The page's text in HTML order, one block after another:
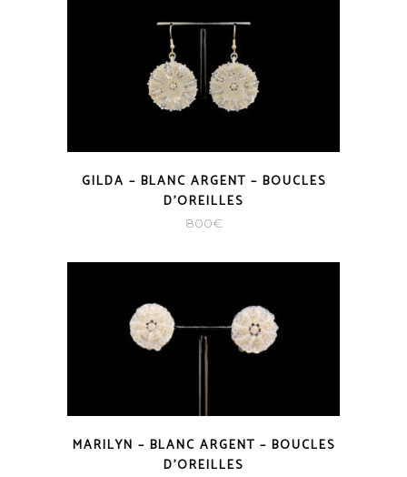
GILDA – BLANC ARGENT – BOUCLES
D’OREILLES
800€
MARILYN – BLANC ARGENT – BOUCLES
D’OREILLES